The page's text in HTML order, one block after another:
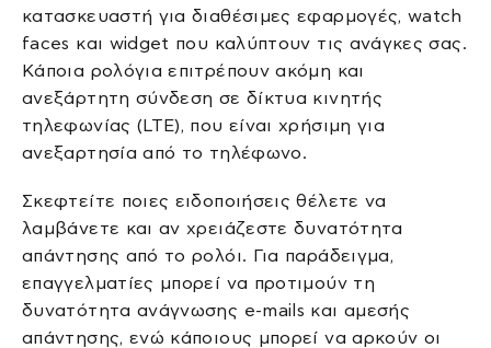
κατασκευαστή για διαθέσιμες εφαρμογές, watch
faces και widget που καλύπτουν τις ανάγκες σας.
Κάποια ρολόγια επιτρέπουν ακόμη και
ανεξάρτητη σύνδεση σε δίκτυα κινητής
τηλεφωνίας (LTE), που είναι χρήσιμη για
ανεξαρτησία από το τηλέφωνο.
Σκεφτείτε ποιες ειδοποιήσεις θέλετε να
λαμβάνετε και αν χρειάζεστε δυνατότητα
απάντησης από το ρολόι. Για παράδειγμα,
επαγγελματίες μπορεί να προτιμούν τη
δυνατότητα ανάγνωσης e-mails και αμεσής
απάντησης, ενώ κάποιους μπορεί να αρκούν οι